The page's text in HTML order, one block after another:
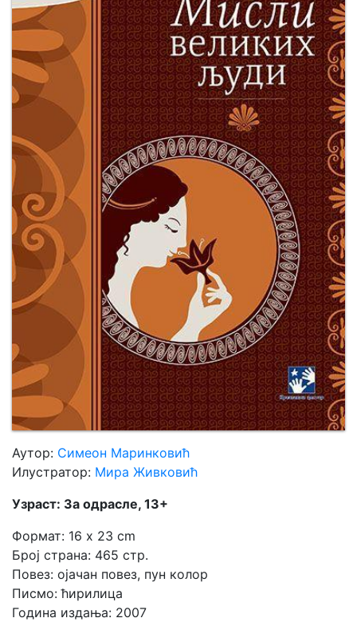
Мој
налог
Аутор: Симеон Маринковић
Илустратор: Мирa Живковић
Узраст: За одрасле, 13+
Формат: 16 x 23 cm
Број страна: 465 стр.
Повез: ојачан повез, пун колор
Писмо: ћирилица
Година издања: 2007